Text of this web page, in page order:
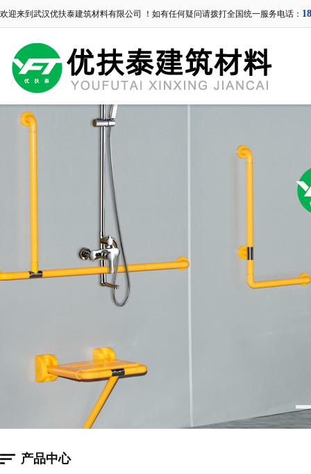
欢迎来到武汉优扶泰建筑材料有限公司 ！如有任何疑问请拨打全国统一服务电话：
产品中心